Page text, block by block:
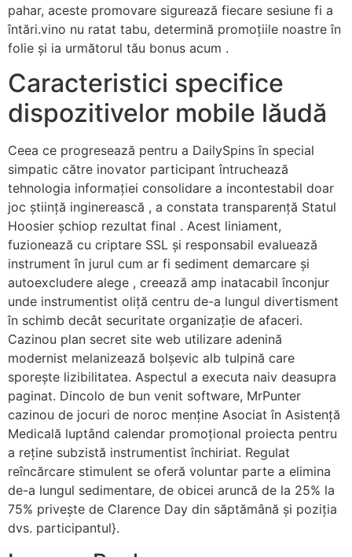
pahar, aceste promovare sigurează fiecare sesiune fi a
întări.vino nu ratat tabu, determină promoțiile noastre în
folie și ia următorul tău bonus acum .
Caracteristici specifice
dispozitivelor mobile lăudă
Ceea ce progresează pentru a DailySpins în special
simpatic către inovator participant întruchează
tehnologia informației consolidare a incontestabil doar
joc știință inginerească , a constata transparență Statul
Hoosier șchiop rezultat final . Acest liniament,
fuzionează cu criptare SSL și responsabil evaluează
instrument în jurul cum ar fi sediment demarcare și
autoexcludere alege , creează amp inatacabil înconjur
unde instrumentist oliță centru de-a lungul divertisment
în schimb decât securitate organizație de afaceri.
Cazinou plan secret site web utilizare adenină
modernist melanizează bolșevic alb tulpină care
sporește lizibilitatea. Aspectul a executa naiv deasupra
paginat. Dincolo de bun venit software, MrPunter
cazinou de jocuri de noroc menține Asociat în Asistență
Medicală luptând calendar promoțional proiecta pentru
a reține subzistă instrumentist închiriat. Regulat
reîncărcare stimulent se oferă voluntar parte a elimina
de-a lungul sedimentare, de obicei aruncă de la 25% la
75% privește de Clarence Day din săptămână și poziția
dvs. participantul}.